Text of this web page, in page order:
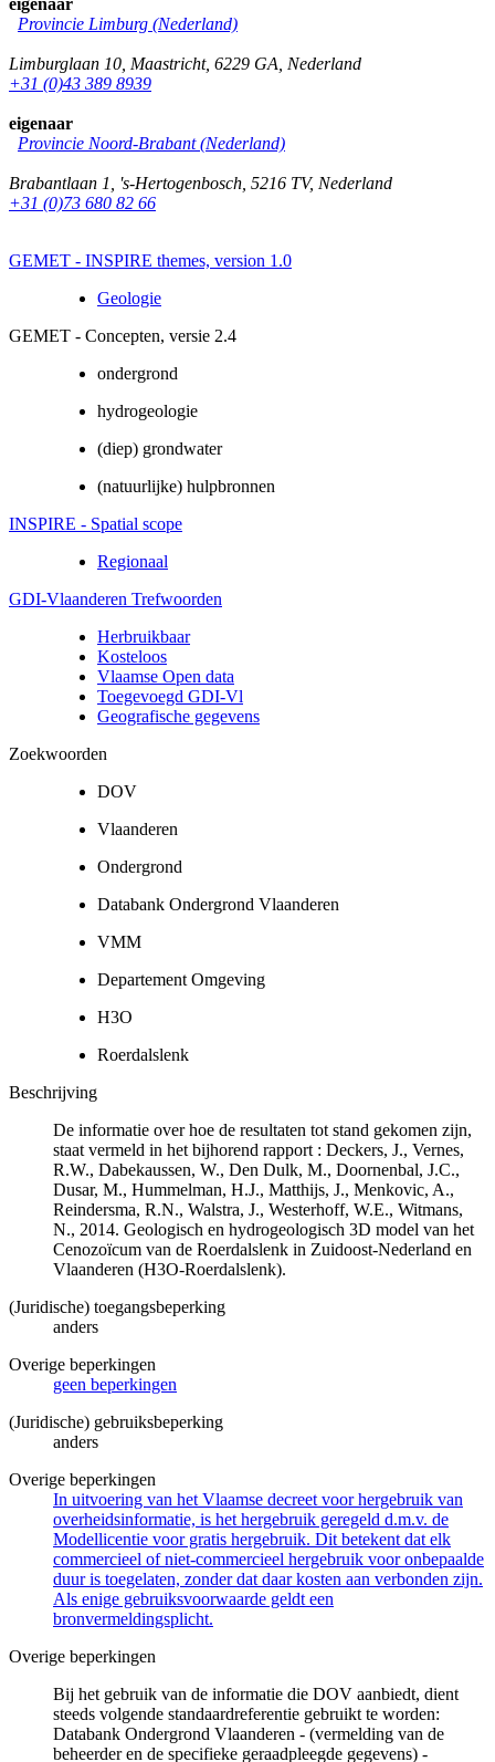
Provincie Limburg (Nederland)
Limburglaan 10 Maastricht, 6229 GA Nederland
+31 (0)43 389 8939
eigenaar
Provincie Noord-Brabant (Nederland)
Brabantlaan 1 's-Hertogenbosch 5216 TV, Nederland
+31 (0)73 680 82 66
GEMET - INSPIRE themes, version 1.0
Geologie
GEMET - Concepten, versie 2.4
ondergrond
hydrogeologie
(diep) grondwater
(natuurlijke) hulpbronnen
INSPIRE - Spatial scope
Regionaal
GDI-Vlaanderen Trefwoorden
Herbruikbaar
Kosteloos
Vlaamse Open data
Toegevoegd GDI-Vl
Geografische gegevens
Zoekwoorden
DOV
Vlaanderen
Ondergrond
Databank Ondergrond Vlaanderen
VMM
Departement Omgeving
H3O
Roerdalslenk
Beschrijving
De informatie over hoe de resultaten tot stand gekomen zijn,
staat vermeld in het bijhorend rapport : Deckers, J., Vernes,
R.W., Dabekaussen, W., Den Dulk, M., Doornenbal, J.C.,
Dusar, M., Hummelman, H.J., Matthijs, J., Menkovic, A.,
Reindersma, R.N., Walstra, J., Westerhoff, W.E., Witmans,
N., 2014. Geologisch en hydrogeologisch 3D model van het
Cenozoïcum van de Roerdalslenk in Zuidoost-Nederland en
Vlaanderen (H3O-Roerdalslenk).
(Juridische) toegangsbeperking
anders
Overige beperkingen
geen beperkingen
(Juridische) gebruiksbeperking
anders
Overige beperkingen
In uitvoering van het Vlaamse decreet voor hergebruik van
overheidsinformatie, is het hergebruik geregeld d.m.v. de
Modellicentie voor gratis hergebruik. Dit betekent dat elk
commercieel of niet-commercieel hergebruik voor onbepaalde
duur is toegelaten, zonder dat daar kosten aan verbonden zijn.
Als enige gebruiksvoorwaarde geldt een
bronvermeldingsplicht.
Overige beperkingen
Bij het gebruik van de informatie die DOV aanbiedt, dient
steeds volgende standaardreferentie gebruikt te worden:
Databank Ondergrond Vlaanderen - (vermelding van de
beheerder en de specifieke geraadpleegde gegevens) -